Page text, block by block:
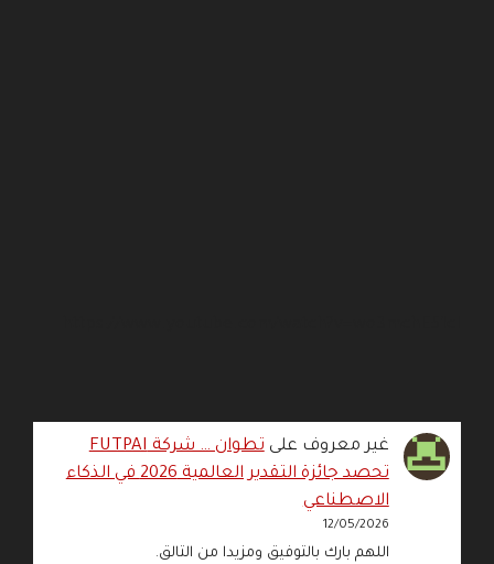
غير معروف على
تطوان … شركة FUTPAI
تحصد جائزة التقدير العالمية 2026 في الذكاء
الاصطناعي
12/05/2026
اللهم بارك بالتوفيق ومزيدا من التالق.